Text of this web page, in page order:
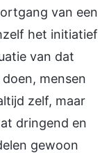
van een
het initiatief
van dat
mensen
zelf, maar
dringend en
gewoon